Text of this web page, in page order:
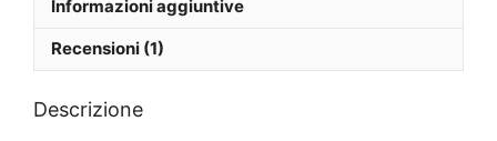
Informazioni aggiuntive
Recensioni (1)
Descrizione